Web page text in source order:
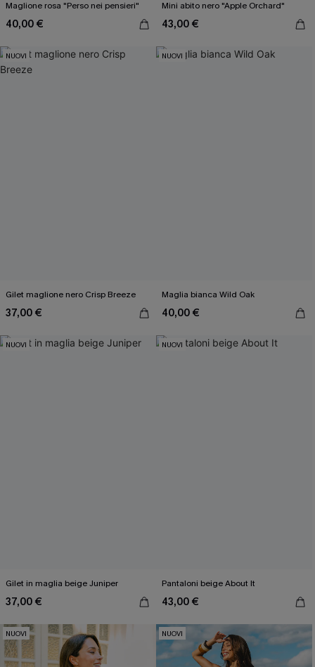
Maglione rosa "Perso nei pensieri"
40,00 €
Mini abito nero "Apple Orchard"
43,00 €
NUOVI
Gilet maglione nero Crisp Breeze
37,00 €
NUOVI
Maglia bianca Wild Oak
40,00 €
NUOVI
Gilet in maglia beige Juniper
37,00 €
NUOVI
Pantaloni beige About It
43,00 €
NUOVI NUOVI